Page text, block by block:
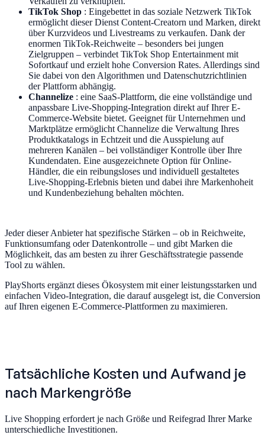
TikTok Shop : Eingebettet in das soziale Netzwerk TikTok
ermöglicht dieser Dienst Content-Creatorn und Marken, direkt
über Kurzvideos und Livestreams zu verkaufen. Dank der
enormen TikTok-Reichweite – besonders bei jungen
Zielgruppen – verbindet TikTok Shop Entertainment mit
Sofortkauf und erzielt hohe Conversion Rates. Allerdings sind
Sie dabei von den Algorithmen und Datenschutzrichtlinien
der Plattform abhängig.
Channelize : eine SaaS-Plattform, die eine vollständige und
anpassbare Live-Shopping-Integration direkt auf Ihrer E-
Commerce-Website bietet. Geeignet für Unternehmen und
Marktplätze ermöglicht Channelize die Verwaltung Ihres
Produktkatalogs in Echtzeit und die Ausspielung auf
mehreren Kanälen – bei vollständiger Kontrolle über Ihre
Kundendaten. Eine ausgezeichnete Option für Online-
Händler, die ein reibungsloses und individuell gestaltetes
Live-Shopping-Erlebnis bieten und dabei ihre Markenhoheit
und Kundenbeziehung behalten möchten.
Jeder dieser Anbieter hat spezifische Stärken – ob in Reichweite,
Funktionsumfang oder Datenkontrolle – und gibt Marken die
Möglichkeit, das am besten zu ihrer Geschäftsstrategie passende
Tool zu wählen.
PlayShorts ergänzt dieses Ökosystem mit einer leistungsstarken und
einfachen Video-Integration, die darauf ausgelegt ist, die Conversion
auf Ihren eigenen E-Commerce-Plattformen zu maximieren.
Tatsächliche Kosten und Aufwand je
nach Markengröße
Live Shopping erfordert je nach Größe und Reifegrad Ihrer Marke
unterschiedliche Investitionen.